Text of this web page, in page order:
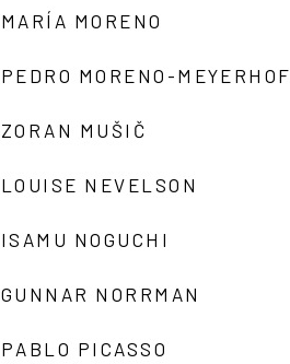
MARÍA MORENO
PEDRO MORENO-
ZORAN MUŠIČ
LOUISE NEVELSON
ISAMU NOGUCHI
GUNNAR NORRMAN
PABLO PICASSO